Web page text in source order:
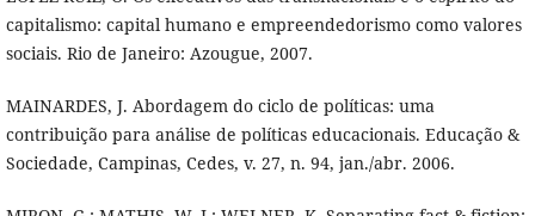
capitalismo: capital humano e empreendedorismo como valores
sociais. Rio de Janeiro: Azougue, 2007.
MAINARDES, J. Abordagem do ciclo de políticas: uma
contribuição para análise de políticas educacionais. Educação &
Sociedade, Campinas, Cedes, v. 27, n. 94, jan./abr. 2006.